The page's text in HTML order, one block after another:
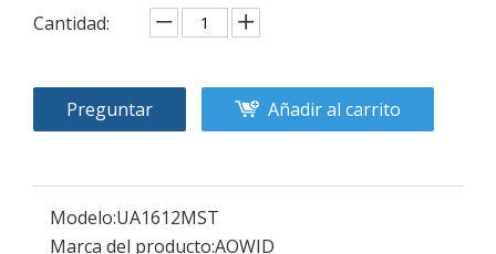
Cantidad:
Preguntar Añadir al carrito
Modelo:UA1612MST
Marca del producto:AOWID